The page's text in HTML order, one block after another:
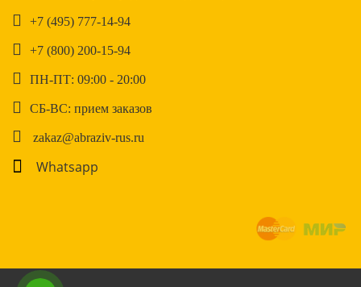
+7 (495) 777-14-94
+7 (800) 200-15-94
ПН-ПТ: 09:00 - 20:00
СБ-ВС: прием заказов
zakaz@abraziv-rus.ru
Whatsapp